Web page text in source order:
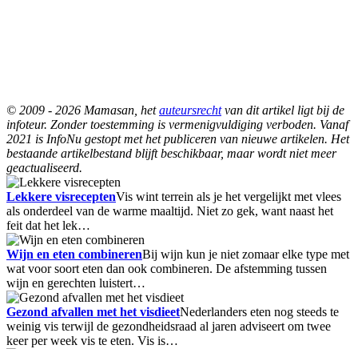
© 2009 - 2026 Mamasan, hetauteursrechtvan dit artikel ligt bij de
infoteur. Zonder toestemming is vermenigvuldiging verboden. Vanaf
2021 is InfoNu gestopt met het publiceren van nieuwe artikelen. Het
bestaande artikelbestand blijft beschikbaar, maar wordt niet meer
geactualiseerd.
Lekkere visreceptenVis wint terrein als je het vergelijkt met vlees
als onderdeel van de warme maaltijd. Niet zo gek, want naast het
feit dat het lek…
Wijn en eten combinerenBij wijn kun je niet zomaar elke type met
wat voor soort eten dan ook combineren. De afstemming tussen
wijn en gerechten luistert…
Gezond afvallen met het visdieetNederlanders eten nog steeds te
weinig vis terwijl de gezondheidsraad al jaren adviseert om twee
keer per week vis te eten. Vis is…